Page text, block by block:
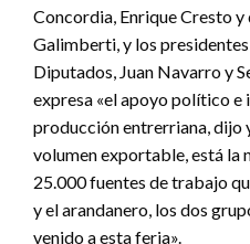
Concordia, Enrique Cresto y
Galimberti, y los
Diputados, Juan Navarro y
expresa «el apoyo político e
producción entrerriana, dijo
volumen exportable, está la
25.000 fuentes de trabajo
y el arandanero, los dos
venido a esta feria».